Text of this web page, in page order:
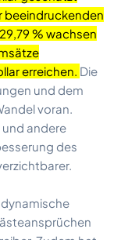
beeindruckenden
% wachsen
erreichen. Die
und dem
voran.
andere
des